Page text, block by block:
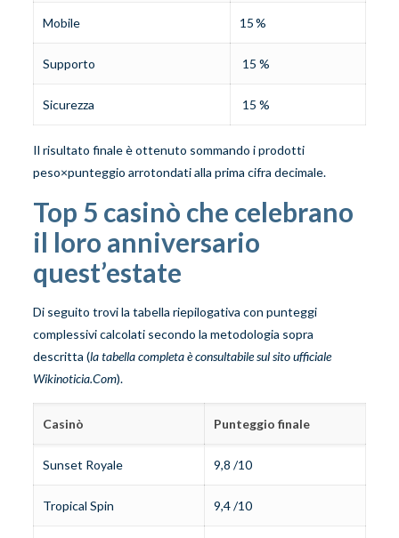
Mobile 15 %
Supporto 15 %
Sicurezza 15 %
Il risultato finale è ottenuto sommando i prodotti
peso×punteggio arrotondati alla prima cifra decimale.
Top 5 casinò che celebrano
il loro anniversario
quest’estate
Di seguito trovi la tabella riepilogativa con punteggi
complessivi calcolati secondo la metodologia sopra
descritta (la tabella completa è consultabile sul sito ufficiale
Wikinoticia.Com).
Casinò Punteggio finale
Sunset Royale 9,8 /10
Tropical Spin 9,4 /10